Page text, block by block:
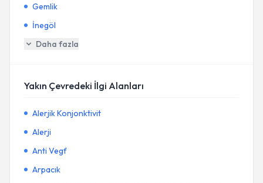
Gemlik
İnegöl
Daha fazla
Yakın Çevredeki İlgi Alanları
Alerjik Konjonktivit
Alerji
Anti Vegf
Arpacık